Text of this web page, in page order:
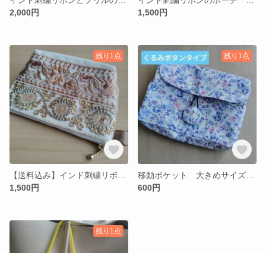
2,000円
1,500円
残り1点
1,500円
残り1点
600円
残り1点